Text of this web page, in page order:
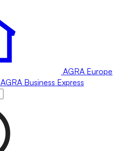
AGRA Europe
AGRA Business Express